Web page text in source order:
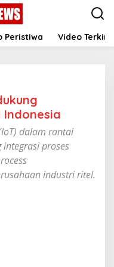
Peristiwa Video Terkini
dalam rantai
proses
industri ritel.